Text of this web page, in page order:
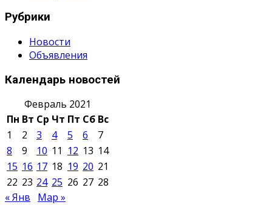
Рубрики
Новости
Объявления
Календарь новостей
Февраль 2021
Пн Вт Ср Чт Пт Сб Вс
1
2 3 4 5 6
7
8
9 10 11 12 13 14
15 16 17 18 19 20 21
22 23 24 25 26 27 28
« Янв
Мар »